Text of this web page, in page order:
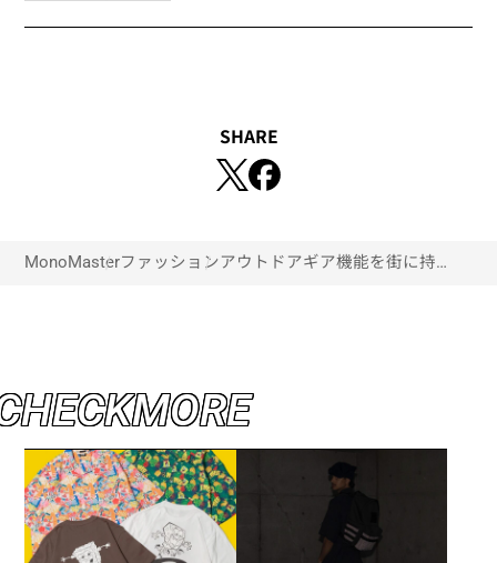
SHARE
MonoMasterファッションアウトドアギア機能を街に持ち込
HECKMORE